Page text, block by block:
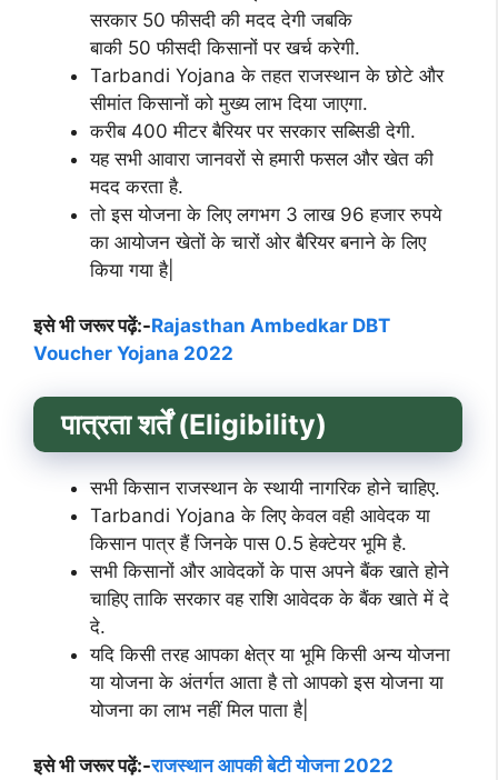
सरकार 50 फीसदी की मदद देगी जबकि
बाकी 50 फीसदी किसानों पर खर्च करेगी.
Tarbandi Yojana के तहत राजस्थान के छोटे और
सीमांत किसानों को मुख्य लाभ दिया जाएगा.
करीब 400 मीटर बैरियर पर सरकार सब्सिडी देगी.
यह सभी आवारा जानवरों से हमारी फसल और खेत की
मदद करता है.
तो इस योजना के लिए लगभग 3 लाख 96 हजार रुपये
का आयोजन खेतों के चारों ओर बैरियर बनाने के लिए
किया गया है|
इसे भी जरूर पढ़ें:-Rajasthan Ambedkar DBT
Voucher Yojana 2022
पात्रता शर्तें (Eligibility)
सभी किसान राजस्थान के स्थायी नागरिक होने चाहिए.
Tarbandi Yojana के लिए केवल वही आवेदक या
किसान पात्र हैं जिनके पास 0.5 हेक्टेयर भूमि है.
सभी किसानों और आवेदकों के पास अपने बैंक खाते होने
चाहिए ताकि सरकार वह राशि आवेदक के बैंक खाते में दे
दे.
यदि किसी तरह आपका क्षेत्र या भूमि किसी अन्य योजना
या योजना के अंतर्गत आता है तो आपको इस योजना या
योजना का लाभ नहीं मिल पाता है|
इसे भी जरूर पढ़ें:-राजस्थान आपकी बेटी योजना 2022